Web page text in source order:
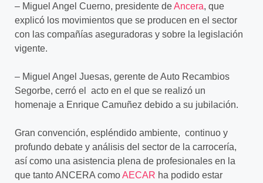
– Miguel Angel Cuerno, presidente deAncera, que
explicó los movimientos que se producen en el sector
con las compañías aseguradoras y sobre la legislación
vigente.
– Miguel Angel Juesas, gerente de Auto Recambios
Segorbe, cerró el acto en el que se realizó un
homenaje a Enrique Camuñez debido a su jubilación.
Gran convención, espléndido ambiente, continuo y
profundo debate y análisis del sector de la carrocería,
así como una asistencia plena de profesionales en la
que tanto ANCERA comoAECAR ha podido estar